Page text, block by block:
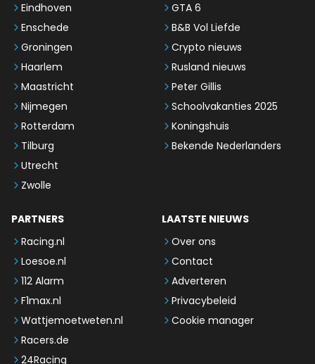
Eindhoven
Enschede
Groningen
Haarlem
Maastricht
Nijmegen
Rotterdam
Tilburg
Utrecht
Zwolle
GTA 6
B&B Vol Liefde
Crypto nieuws
Rusland nieuws
Peter Gillis
Schoolvakanties 2025
Koningshuis
Bekende Nederlanders
PARTNERS
Racing.nl
Loesoe.nl
112 Alarm
F1max.nl
Wattjemoetweten.nl
Racers.de
24Racing
LAATSTE NIEUWS
Over ons
Contact
Adverteren
Privacybeleid
Cookie manager